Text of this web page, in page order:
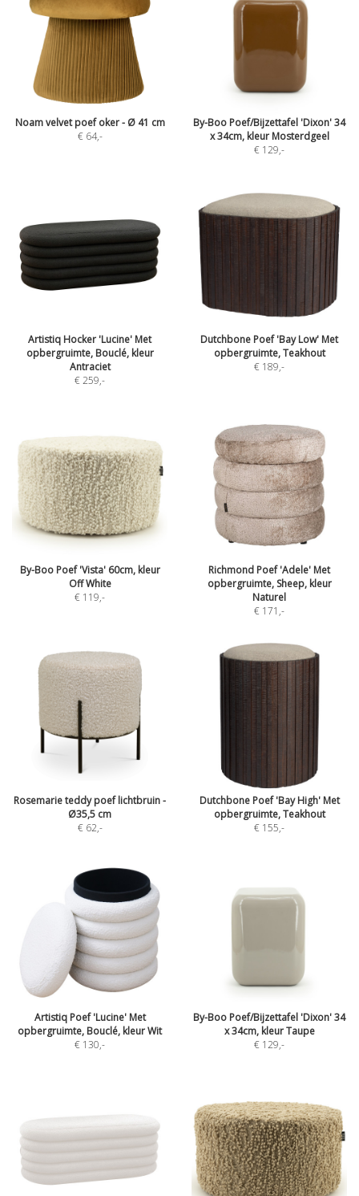
Noam velvet poef oker - Ø 41 cm
€ 64,-
By-Boo Poef/Bijzettafel 'Dixon' 34
x 34cm, kleur Mosterdgeel
€ 129,-
Artistiq Hocker 'Lucine' Met
opbergruimte, Bouclé, kleur
Antraciet
€ 259,-
Dutchbone Poef 'Bay Low' Met
opbergruimte, Teakhout
€ 189,-
By-Boo Poef 'Vista' 60cm, kleur
Off White
€ 119,-
Richmond Poef 'Adele' Met
opbergruimte, Sheep, kleur
Naturel
€ 171 ,-
Rosemarie teddy poef lichtbruin -
Ø35,5 cm
€ 62,-
Dutchbone Poef 'Bay High' Met
opbergruimte, Teakhout
€ 155,-
Artistiq Poef 'Lucine' Met
opbergruimte, Bouclé, kleur Wit
€ 130,-
By-Boo Poef/Bijzettafel 'Dixon' 34
x 34cm, kleur Taupe
€ 129,-